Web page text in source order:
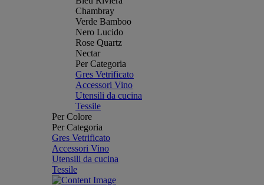
Chambray
Verde Bamboo
Nero Lucido
Rose Quartz
Nectar
Per Categoria
Gres Vetrificato
Accessori Vino
Utensili da cucina
Tessile
Per Colore
Per Categoria
Gres Vetrificato
Accessori Vino
Utensili da cucina
Tessile